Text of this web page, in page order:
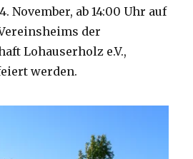
November, ab 14:00 Uhr auf
der
Lohauserholz e.V.,
werden.